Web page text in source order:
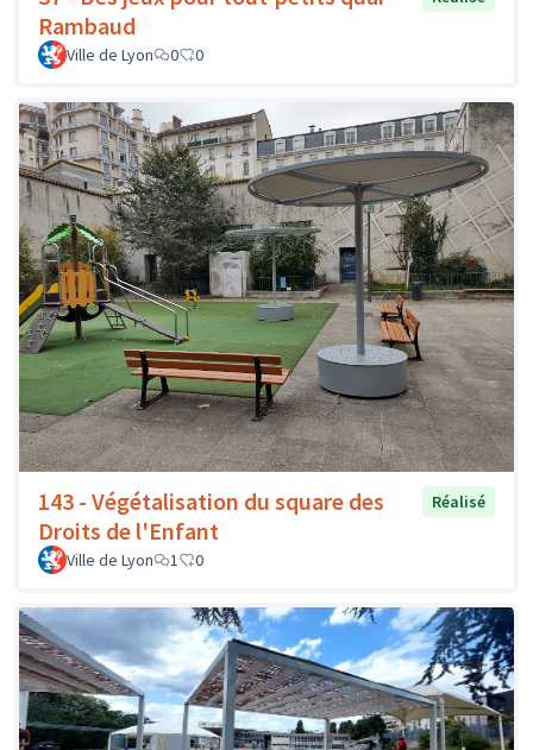
Rambaud
Ville de Lyon 0 0
143 - Végétalisation du square des
Droits de l'Enfant
Réalisé
Ville de Lyon 1 0